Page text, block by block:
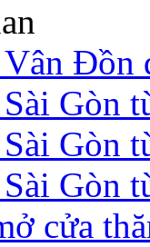
Đồn
Gòn
Gòn
Gòn
cửa